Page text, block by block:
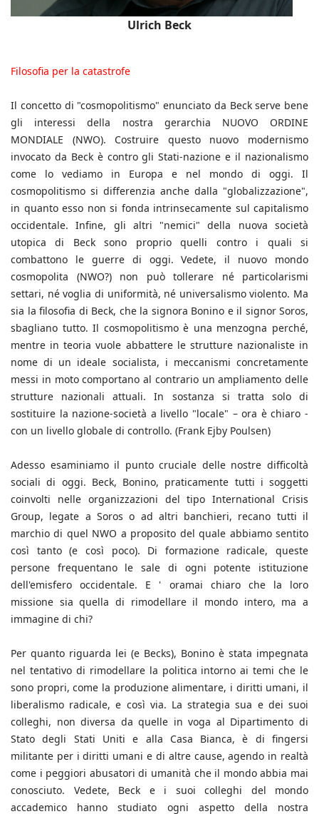
Ulrich Beck
Filosofia per la catastrofe
Il concetto di "cosmopolitismo" enunciato da Beck serve bene
gli interessi della nostra gerarchia NUOVO ORDINE
MONDIALE (NWO). Costruire questo nuovo modernismo
invocato da Beck è contro gli Stati-nazione e il nazionalismo
come lo vediamo in Europa e nel mondo di oggi. Il
cosmopolitismo si differenzia anche dalla "globalizzazione",
in quanto esso non si fonda intrinsecamente sul capitalismo
occidentale. Infine, gli altri "nemici" della nuova società
utopica di Beck sono proprio quelli contro i quali si
combattono le guerre di oggi. Vedete, il nuovo mondo
cosmopolita (NWO?) non può tollerare né particolarismi
settari, né voglia di uniformità, né universalismo violento. Ma
sia la filosofia di Beck, che la signora Bonino e il signor Soros,
sbagliano tutto. Il cosmopolitismo è una menzogna perché,
mentre in teoria vuole abbattere le strutture nazionaliste in
nome di un ideale socialista, i meccanismi concretamente
messi in moto comportano al contrario un ampliamento delle
strutture nazionali attuali. In sostanza si tratta solo di
sostituire la nazione-società a livello "locale" – ora è chiaro -
con un livello globale di controllo. (Frank Ejby Poulsen)
Adesso esaminiamo il punto cruciale delle nostre difficoltà
sociali di oggi. Beck, Bonino, praticamente tutti i soggetti
coinvolti nelle organizzazioni del tipo International Crisis
Group, legate a Soros o ad altri banchieri, recano tutti il
marchio di quel NWO a proposito del quale abbiamo sentito
così tanto (e così poco). Di formazione radicale, queste
persone frequentano le sale di ogni potente istituzione
dell'emisfero occidentale. E ' oramai chiaro che la loro
missione sia quella di rimodellare il mondo intero, ma a
immagine di chi?
Per quanto riguarda lei (e Becks), Bonino è stata impegnata
nel tentativo di rimodellare la politica intorno ai temi che le
sono propri, come la produzione alimentare, i diritti umani, il
liberalismo radicale, e così via. La strategia sua e dei suoi
colleghi, non diversa da quelle in voga al Dipartimento di
Stato degli Stati Uniti e alla Casa Bianca, è di fingersi
militante per i diritti umani e di altre cause, agendo in realtà
come i peggiori abusatori di umanità che il mondo abbia mai
conosciuto. Vedete, Beck e i suoi colleghi del mondo
accademico hanno studiato ogni aspetto della nostra